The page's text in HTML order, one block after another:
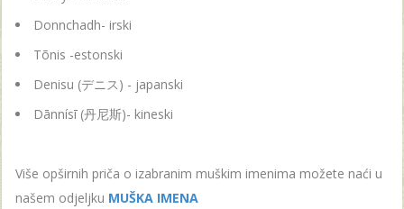
Donnchadh- irski
Tõnis -estonski
Denisu (デニス) - japanski
Dānnísī (丹尼斯)- kineski
Više opširnih priča o izabranim muškim imenima možete naći u
našem odjeljku MUŠKA IMENA